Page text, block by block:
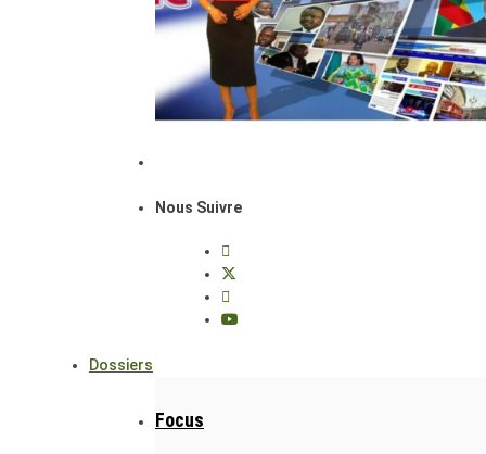
Nous Suivre
Dossiers
Focus